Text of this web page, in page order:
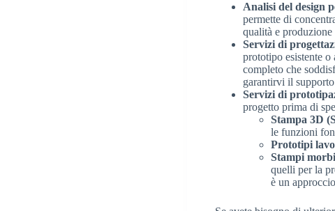
Analisi del design
permette di
qualità e produzione
Servizi di
prototipo esistente
completo che
garantirvi il supporto
Servizi di
progetto prima di
Stampa 3D
le funzioni
Prototipi
Stampi
quelli per la
è un